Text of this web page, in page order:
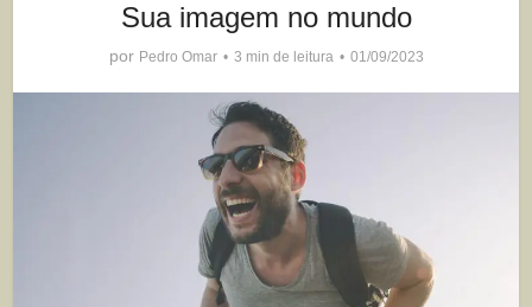
Sua imagem no mundo
por Pedro Omar 3 min de leitura 01/09/2023